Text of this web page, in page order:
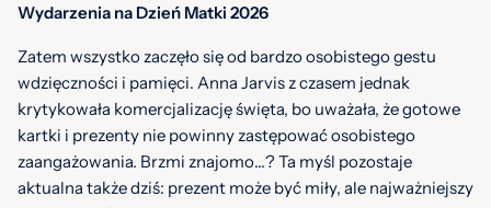
Wydarzenia na Dzień Matki 2026
Zatem wszystko zaczęło się od bardzo osobistego gestu
wdzięczności i pamięci. Anna Jarvis z czasem jednak
krytykowała komercjalizację święta, bo uważała, że gotowe
kartki i prezenty nie powinny zastępować osobistego
zaangażowania. Brzmi znajomo…? Ta myśl pozostaje
aktualna także dziś: prezent może być miły, ale najważniejszy